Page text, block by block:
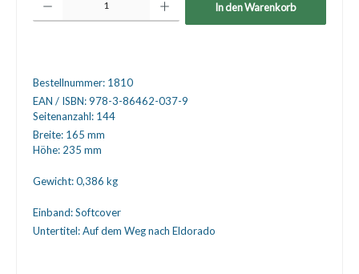
In den Warenkorb
Bestellnummer: 1810
EAN / ISBN:978-3-86462-037-9
Seitenanzahl: 144
Breite: 165 mm
Höhe: 235 mm
Gewicht:0,386 kg
Einband:Softcover
Untertitel:Auf dem Weg nach Eldorado